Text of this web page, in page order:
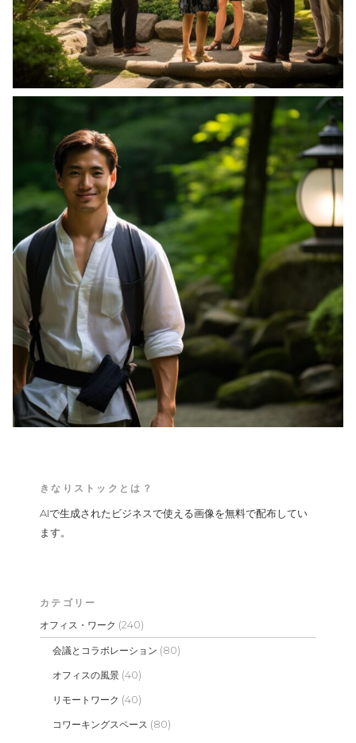
きなりストックとは？
AIで生成されたビジネスで使える画像を無料で配布してい
ます。
カテゴリー
オフィス・ワーク (240)
会議とコラボレーション (80)
オフィスの風景 (40)
リモートワーク (40)
コワーキングスペース (80)